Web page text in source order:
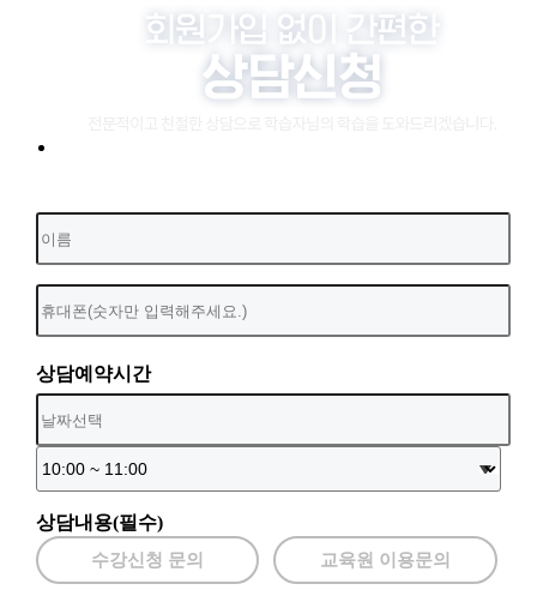
상담예약시간
상담내용(필수)
수강신청 문의 교육원 이용문의